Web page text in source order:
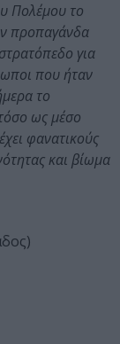
Πολέμου το
προπαγάνδα
για
που ήταν
το
ως μέσο
φανατικούς
και βίωμα